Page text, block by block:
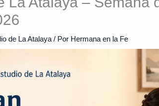
de La Atalaya / Por Hermana en la Fe